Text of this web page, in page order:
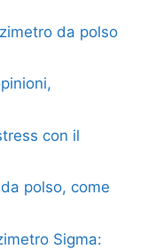
da polso
con il
polso, come
Sigma: